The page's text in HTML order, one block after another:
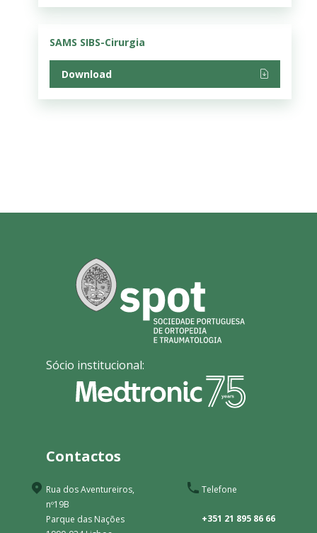
SAMS SIBS-Cirurgia
Download
Sócio institucional:
Contactos
Rua dos Aventureiros,
nº19B
Parque das Nações
Telefone
+351 21 895 86 66